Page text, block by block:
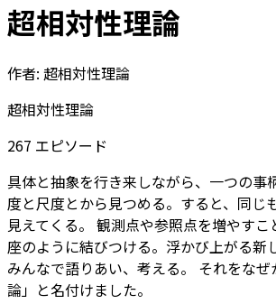
超相対性理論
作者: 超相対性理論
超相対性理論
267 エピソード
具体と抽象を行き来しながら、一つの事
度と尺度とから見つめる。すると、同じ
見えてくる。 観測点や参照点を増やすこ
座のように結びつける。浮かび上がる新
みんなで語りあい、考える。
それをな
論」と名付けました。